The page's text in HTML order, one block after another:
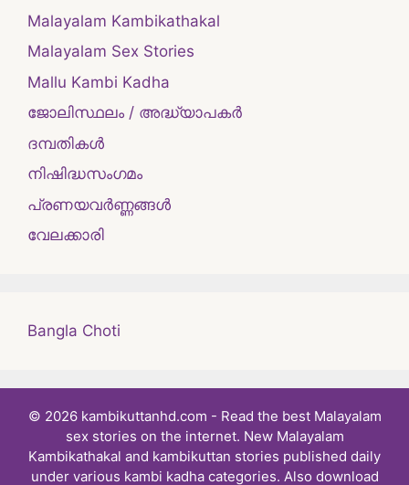
Malayalam Kambikathakal
Malayalam Sex Stories
Mallu Kambi Kadha
ജോലിസ്ഥലം / അദ്ധ്യാപകർ
ദമ്പതികള്‍
നിഷിദ്ധസംഗമം
പ്രണയവർണ്ണങ്ങൾ
വേലക്കാരി
Bangla Choti
© 2026 kambikuttanhd.com - Read the best Malayalam
sex stories on the internet. New Malayalam
Kambikathakal and kambikuttan stories published daily
under various kambi kadha categories. Also download